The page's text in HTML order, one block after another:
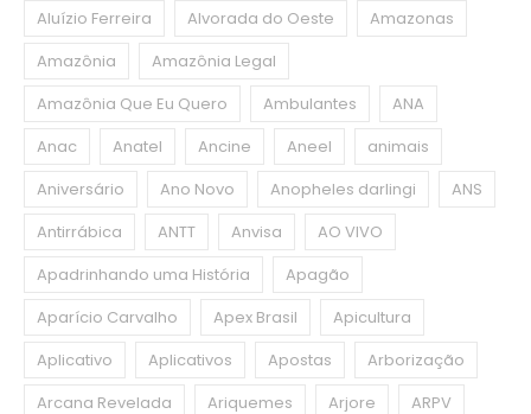
Aluízio Ferreira
Alvorada do Oeste
Amazonas
Amazônia
Amazônia Legal
Amazônia Que Eu Quero
Ambulantes
ANA
Anac
Anatel Ancine Aneel
animais
Aniversário
Ano Novo Anopheles darlingi
ANS
Antirrábica
ANTT Anvisa
AO VIVO
Apadrinhando uma História
Apagão
Aparício Carvalho
Apex Brasil
Apicultura
Aplicativo
Aplicativos Apostas
Arborização
Arcana Revelada
Ariquemes Arjore
ARPV